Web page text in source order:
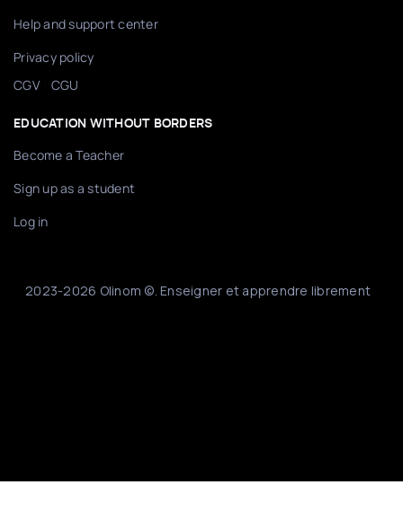
Help and support center
Privacy policy
CGV/ CGU
EDUCATION WITHOUT BORDERS
Become a Teacher
Sign up as a student
Log in
2023-2026 Olinom ©. Enseigner et apprendre librement